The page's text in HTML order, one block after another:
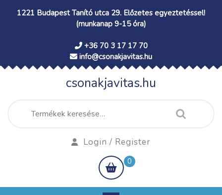
1221 Budapest Tanító utca 29. Előzetes egyeztetéssel!
(munkanap 9-15 óra)
+36 70 3 17 17 70
info@csonakjavitas.hu
csonakjavitas.hu
Keresés
a
Login / Register
shopping
cart
0